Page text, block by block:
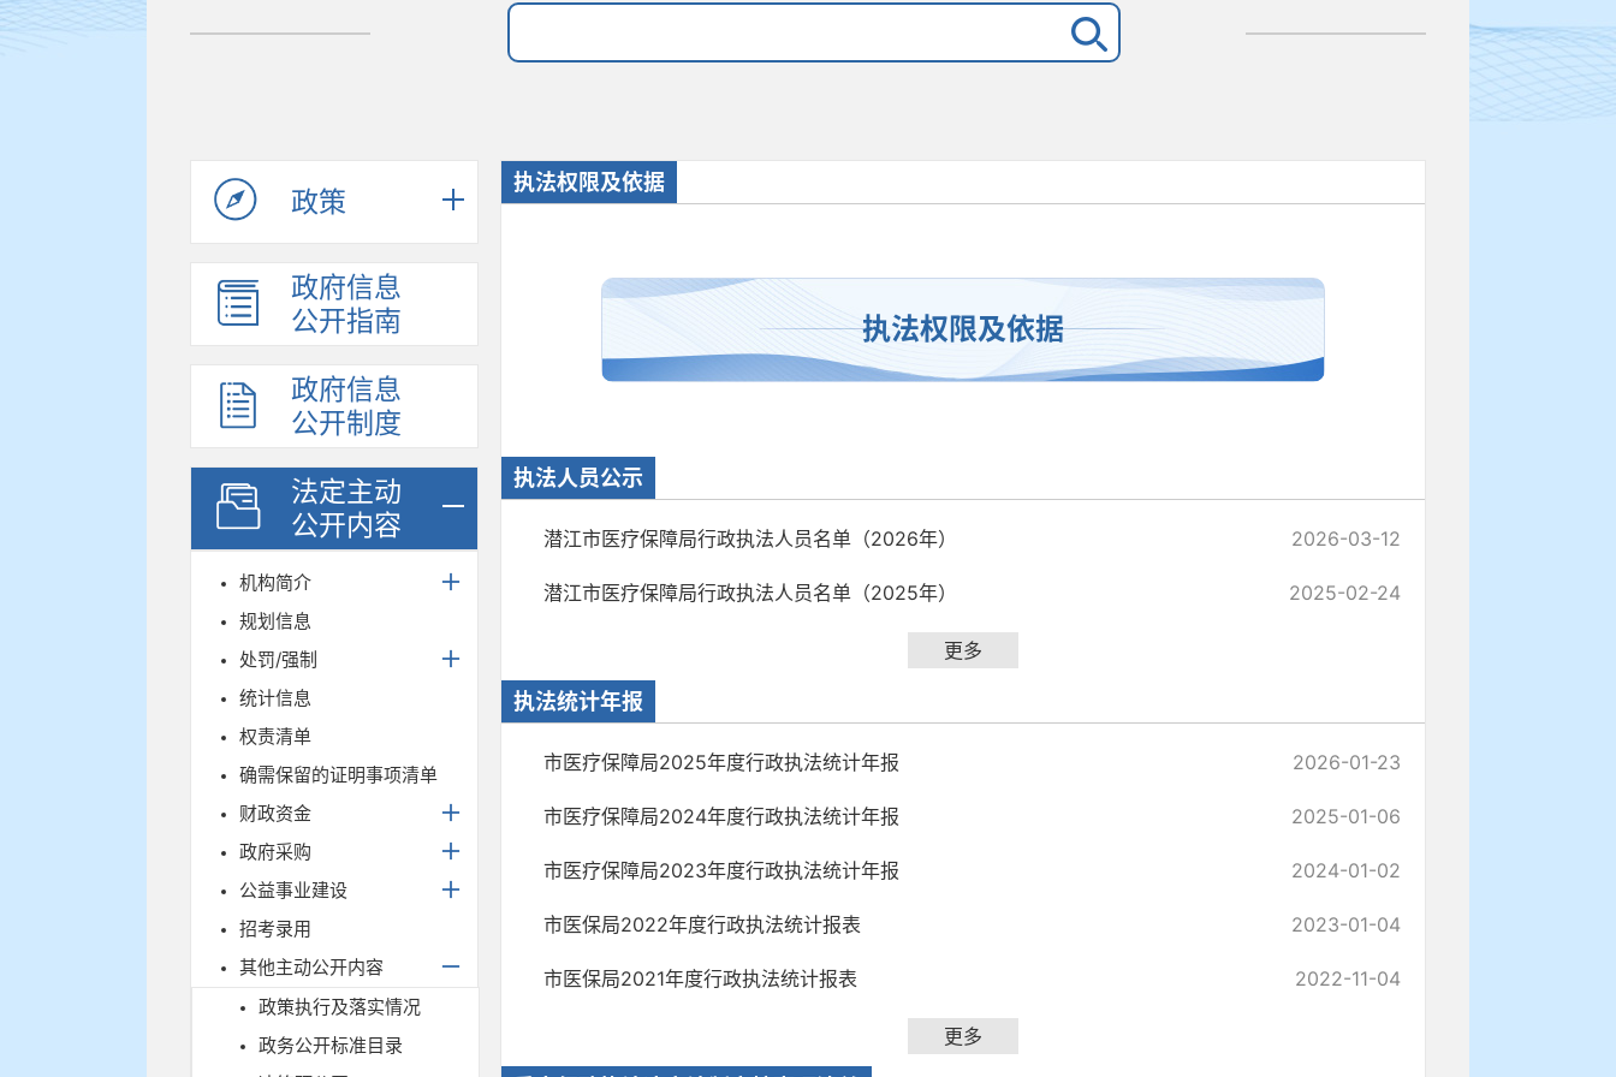
政策
政府信息
公开指南
政府信息
公开制度
法定主动
公开内容
机构简介
规划信息
处罚/强制
统计信息
权责清单
确需保留的证明事项清单
财政资金
政府采购
公益事业建设
招考录用
其他主动公开内容
政策执行及落实情况
政务公开标准目录
执法权限及依据
执法权限及依据
执法人员公示
潜江市医疗保障局行政执法人员名单（2026年） 2026-03-12
潜江市医疗保障局行政执法人员名单（2025年） 2025-02-24
更多
执法统计年报
市医疗保障局2025年度行政执法统计年报 2026-01-23
市医疗保障局2024年度行政执法统计年报 2025-01-06
市医疗保障局2023年度行政执法统计年报 2024-01-02
市医保局2022年度行政执法统计报表 2023-01-04
市医保局2021年度行政执法统计报表 2022-11-04
更多